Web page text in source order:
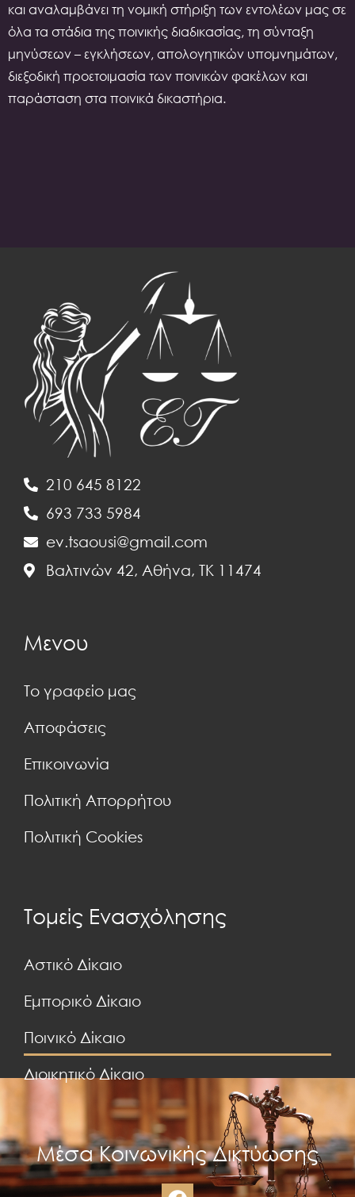
και αναλαμβάνει τη νομική στήριξη των εντολέων μας σε
όλα τα στάδια της ποινικής διαδικασίας, τη σύνταξη
μηνύσεων – εγκλήσεων, απολογητικών υπομνημάτων,
διεξοδική προετοιμασία των ποινικών φακέλων και
παράσταση στα ποινικά δικαστήρια.
210 645 8122
693 733 5984
ev.tsaousi@gmail.com
Βαλτινών 42, Αθήνα, ΤΚ 11474
Μενου
Το γραφείο μας
Αποφάσεις
Επικοινωνία
Πολιτική Απορρήτου
Πολιτική Cookies
Τομείς Ενασχόλησης
Αστικό Δίκαιο
Εμπορικό Δίκαιο
Ποινικό Δίκαιο
Διοικητικό Δίκαιο
Μέσα Κοινωνικής Δικτύωσης